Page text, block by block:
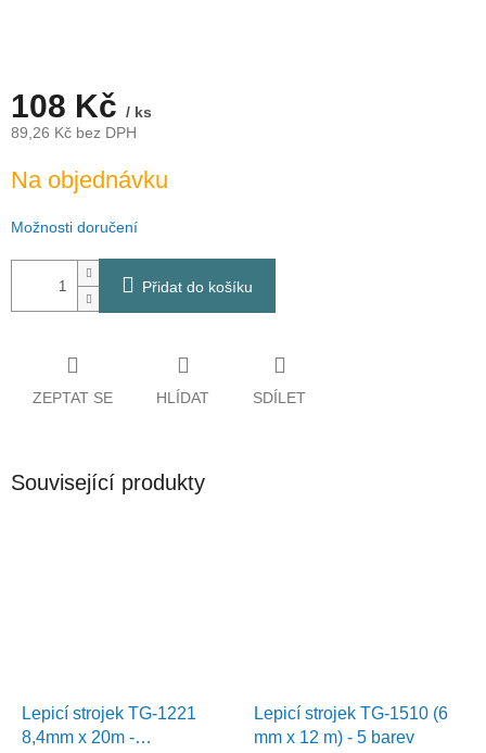
108 Kč / ks
89,26 Kč bez DPH
cena:
Na objednávku
Možnosti doručení
Přidat do košíku
ZEPTAT SE HLÍDAT SDÍLET
Související produkty
Lepicí strojek TG-1221
8,4mm x 20m -
Lepicí strojek TG-1510 (6
mm x 12 m) - 5 barev